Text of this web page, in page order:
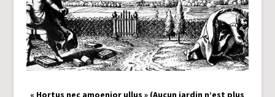
« Hortus nec amoenior ullus » (Aucun jardin n’est plus